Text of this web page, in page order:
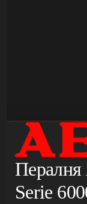
Serie